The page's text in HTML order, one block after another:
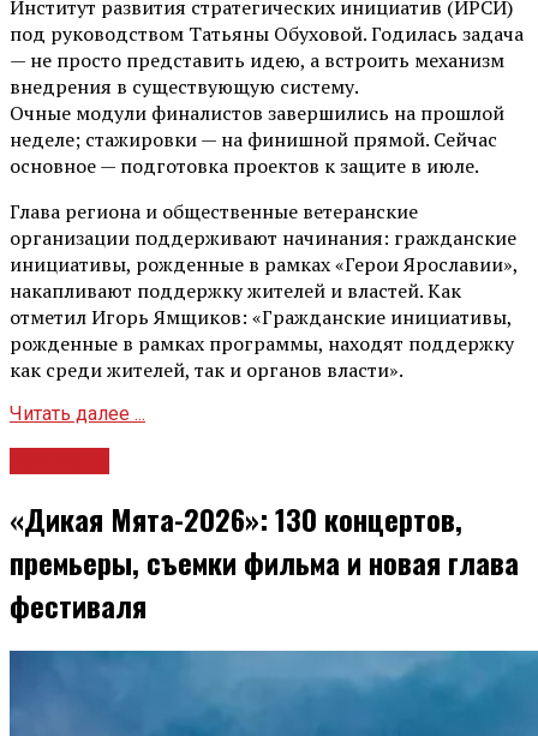
Институт развития стратегических инициатив (ИРСИ)
под руководством Татьяны Обуховой. Годилась задача
— не просто представить идею, а встроить механизм
внедрения в существующую систему.
Очные модули финалистов завершились на прошлой
неделе; стажировки — на финишной прямой. Сейчас
основное — подготовка проектов к защите в июле.
Глава региона и общественные ветеранские
организации поддерживают начинания: гражданские
инициативы, рожденные в рамках «Герои Ярославии»,
накапливают поддержку жителей и властей. Как
отметил Игорь Ямщиков: «Гражданские инициативы,
рожденные в рамках программы, находят поддержку
как среди жителей, так и органов власти».
Читать далее ...
«Дикая Мята-2026»: 130 концертов,
премьеры, съемки фильма и новая глава
фестиваля